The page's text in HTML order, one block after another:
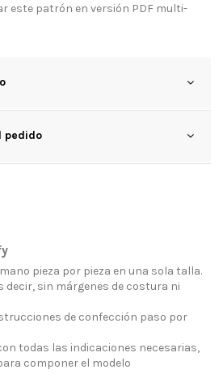
este patrón en versión PDF multi-
pedido
pieza por pieza en una sola talla.
decir, sin márgenes de costura ni
de confección paso por
todas las indicaciones necesarias,
componer el modelo